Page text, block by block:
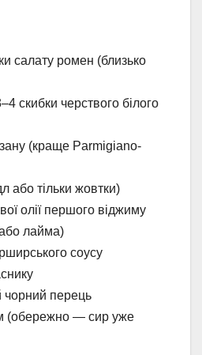
салату ромен (близько
скибки черствого білого
(краще Parmigiano-
або тільки жовтки)
олії першого віджиму
лайма)
соусу
перець
(обережно — сир уже